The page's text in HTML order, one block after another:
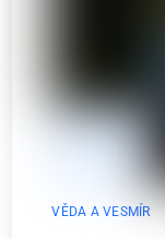
VĚDA A VESMÍR